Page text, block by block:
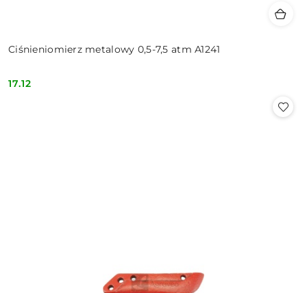
Ciśnieniomierz metalowy 0,5-7,5 atm A1241
Cena:
17.12